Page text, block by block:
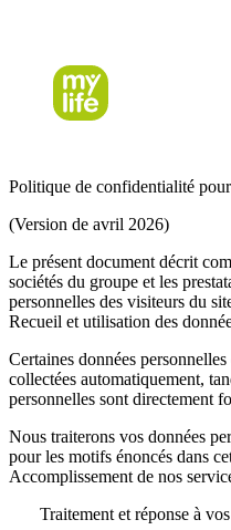
Politique de confidentialité
(Version de avril 2026)
Le présent document décrit
sociétés du groupe et les
personnelles des visiteurs du
Recueil et utilisation des
Certaines données
collectées automatiquement,
personnelles sont directement
Nous traiterons vos données
pour les motifs énoncés dans
Accomplissement de nos
Traitement et réponse à